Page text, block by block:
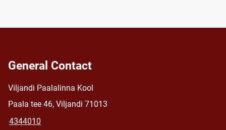
General Contact
Viljandi Paalalinna Kool
Paala tee 46, Viljandi 71013
4344010